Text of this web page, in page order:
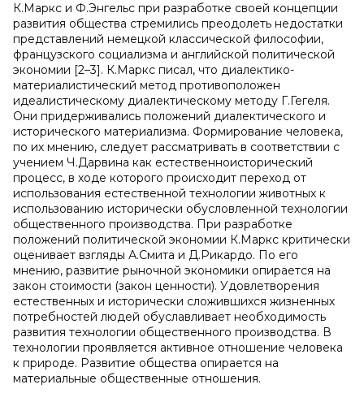
К.Маркс и Ф.Энгельс при разработке своей концепции
развития общества стремились преодолеть недостатки
представлений немецкой классической философии,
французского социализма и английской политической
экономии [2–3]. К.Маркс писал, что диалектико-
материалистический метод противоположен
идеалистическому диалектическому методу Г.Гегеля.
Они придерживались положений диалектического и
исторического материализма. Формирование человека,
по их мнению, следует рассматривать в соответствии с
учением Ч.Дарвина как естественноисторический
процесс, в ходе которого происходит переход от
использования естественной технологии животных к
использованию исторически обусловленной технологии
общественного производства. При разработке
положений политической экономии К.Маркс критически
оценивает взгляды А.Смита и Д.Рикардо. По его
мнению, развитие рыночной экономики опирается на
закон стоимости (закон ценности). Удовлетворения
естественных и исторически сложившихся жизненных
потребностей людей обуславливает необходимость
развития технологии общественного производства. В
технологии проявляется активное отношение человека
к природе. Развитие общества опирается на
материальные общественные отношения.